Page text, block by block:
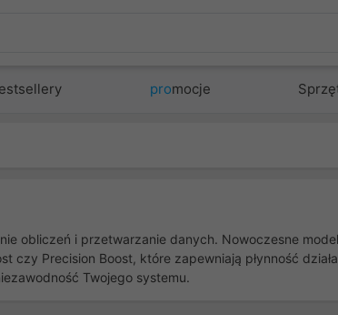
promocje
obliczeń i przetwarzanie danych. Nowoczesne
czy Precision Boost, które zapewniają płynność
Twojego systemu.